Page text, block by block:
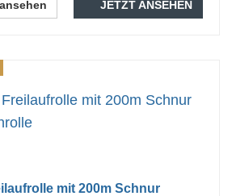
JETZT ANSEHEN
mit 200m Schnur